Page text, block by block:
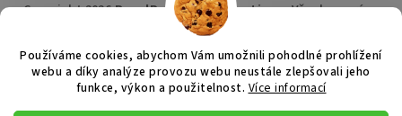
Používáme cookies, abychom Vám umožnili pohodlné prohlížení
webu a díky analýze provozu webu neustále zlepšovali jeho
funkce, výkon a použitelnost. Více informací
Copyright 2026RoyalPets Salon&Boutique. Všechna práva
vyhrazena.
Vytvořil Shoptet